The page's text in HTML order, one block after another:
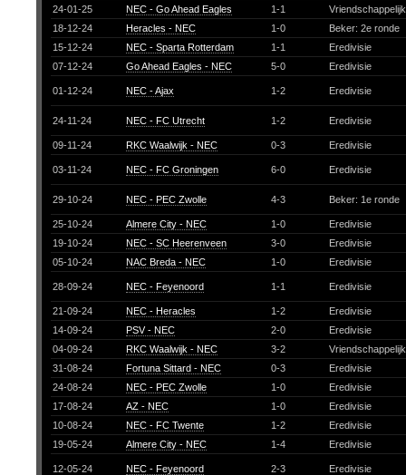
24-01-25
NEC - Go Ahead Eagles 1-1
18-12-24
Heracles - NEC 1-0
Beker: 2e ronde
15-12-24
NEC - Sparta Rotterdam 1-1
Eredivisie
07-12-24
Go Ahead Eagles - NEC 5-0 Eredivisie
01-12-24 NEC - Ajax 1-2 Eredivisie
24-11-24 NEC - FC Utrecht 1-2 Eredivisie
09-11-24 RKC Waalwijk - NEC 0-3 Eredivisie
03-11-24 NEC - FC Groningen 6-0 Eredivisie
29-10-24 NEC - PEC Zwolle 4-3 Beker: 1e ronde
25-10-24 Almere City - NEC 1-0
Eredivisie
19-10-24
NEC - SC Heerenveen 3-0
Eredivisie
05-10-24
NAC Breda - NEC 1-0 Eredivisie
28-09-24 NEC - Feyenoord 1-1 Eredivisie
21-09-24 NEC - Heracles 1-2
Eredivisie
14-09-24
PSV - NEC 2-0
Eredivisie
04-09-24
RKC Waalwijk - NEC 3-2
31-08-24
Fortuna Sittard - NEC 0-3
Eredivisie
24-08-24
NEC - PEC Zwolle 1-0
Eredivisie
17-08-24
AZ - NEC 1-0
Eredivisie
10-08-24
NEC - FC Twente 1-2
Eredivisie
19-05-24
Almere City - NEC 1-4 Eredivisie
12-05-24 NEC - Feyenoord 2-3 Eredivisie